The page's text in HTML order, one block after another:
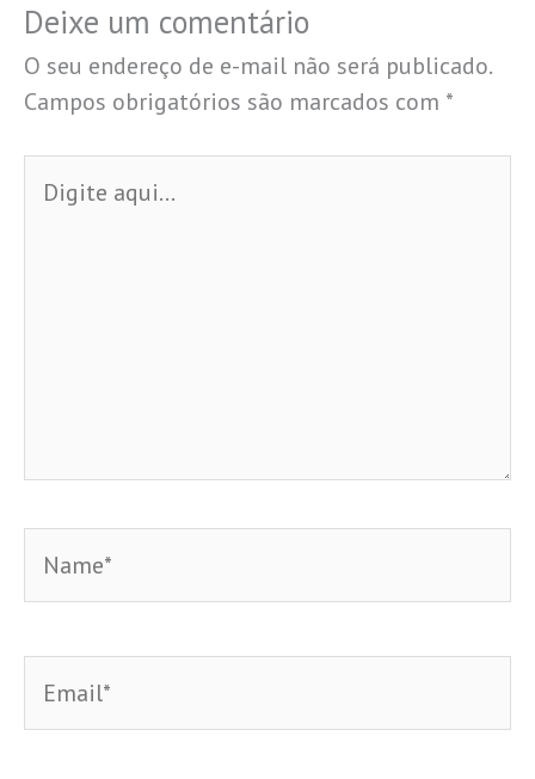
Deixe um comentário
O seu endereço de e-mail não será publicado.
Campos obrigatórios são marcados com *
aqui...